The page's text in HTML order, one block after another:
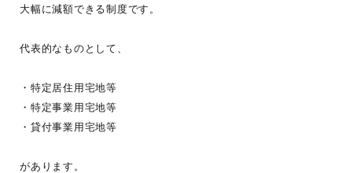
大幅に減額できる制度です。
代表的なものとして、
・特定居住用宅地等
・特定事業用宅地等
・貸付事業用宅地等
があります。